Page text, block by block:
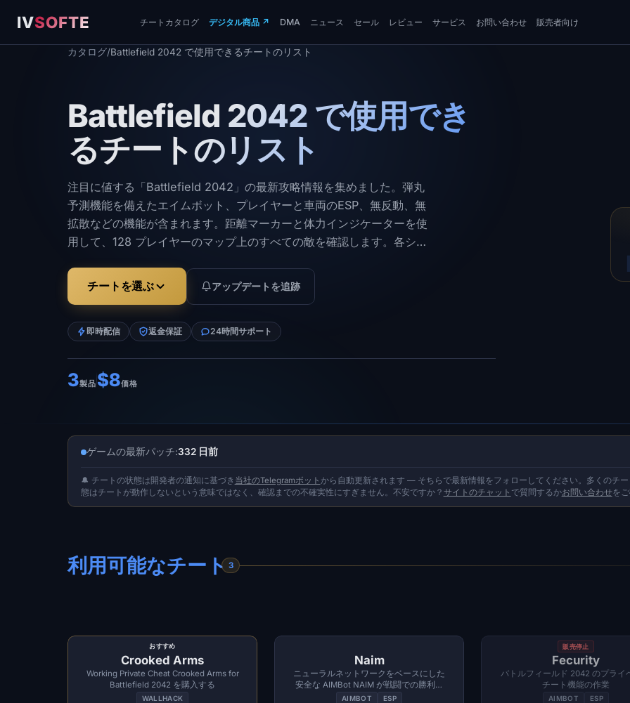
IVSOFTE チートカタログ デジタル商品 ↗ DMA ニュース セール レビュー サービス お問い合わせ 販売者向け
カタログ/Battlefield 2042 で使用できるチートのリスト
Battlefield 2042 で使用でき
るチートのリスト
注目に値する「Battlefield 2042」の最新攻略情報を集めました。弾丸
予測機能を備えたエイムボット、プレイヤーと車両のESP、無反動、無
拡散などの機能が含まれます。距離マーカーと体力インジケーターを使
用して、128 プレイヤーのマップ上のすべての敵を確認します。各シー
クを最小限に抑えます。簡単なインストールと技術サポートが利用可能
です。
チートを選ぶ アップデートを追跡
即時配信 返金保証 24時間サポート
3製品 $8価格
ゲームの最新パッチ:332 日前
🔔 チートの状態は開発者の通知に基づき 当社のTelegramボット から自動更新されます — そちらで最新情報をフォローしてください。多くのチ
態はチートが動作しないという意味ではなく、確認までの不確実性にすぎません。不安ですか？ サイトのチャット で質問するかお問い合わせを
利用可能なチート3
おすすめ
Crooked Arms
Working Private Cheat Crooked Arms for
Battlefield 2042 を購入する
WALLHACK
Naim
ニューラルネットワークをベースにした
安全な AIMBot NAIM が戦闘での勝利と
完全な優位性をもたらします
AIMBOT ESP
販売停止
Fecurity
バトルフィールド 2042 のプライ
チート機能の作業
AIMBOT ESP